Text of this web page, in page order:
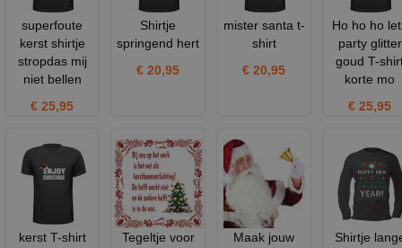
superfoute
kerst shirtje
stropdas mij
niet bellen
€ 25,95
Shirtje
springend hert
€ 20,95
mister santa t-
shirt
€ 20,95
Ho ho ho
party glitter
goud T-
korte mo
€ 25,95
kerst T-shirt
Tegeltje voor
Maak jouw
Shirtje